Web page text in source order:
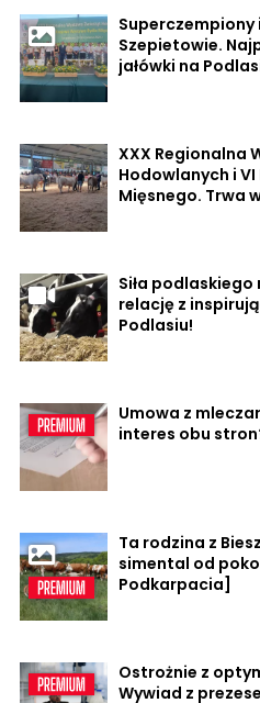
Superczempiony
Szepietowie.
jałówki na
XXX Regionalna
Hodowlanych i
Mięsnego. Trwa
Siła
relację z
Podlasiu!
Umowa z
interes obu
Ta rodzina z
simental od
Podkarpacia]
Ostrożnie z
Wywiad z